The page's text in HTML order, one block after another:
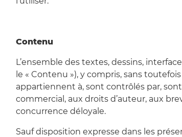
Contenu
L’ensemble des textes, dessins,
le « Contenu »), y compris, sans
appartiennent à, sont contrôlés par,
commercial, aux droits d’auteur, aux
concurrence déloyale.
Sauf disposition expresse dans les